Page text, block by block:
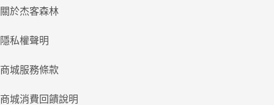
關於杰客森林
隱私權聲明
商城服務條款
商城消費回饋說明